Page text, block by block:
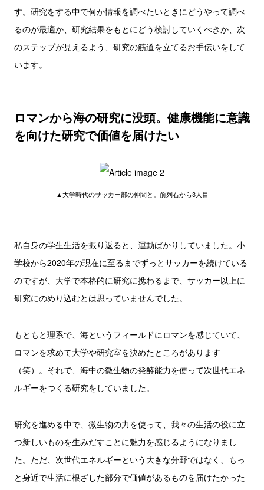
す。研究をする中で何か情報を調べたいときにどうやって調べ
るのが最適か、研究結果をもとにどう検討していくべきか、次
のステップが見えるよう、研究の筋道を立てるお手伝いをして
います。
ロマンから海の研究に没頭。健康機能に意識
を向けた研究で価値を届けたい
▲大学時代のサッカー部の仲間と。前列右から3人目
私自身の学生生活を振り返ると、運動ばかりしていました。小
学校から2020年の現在に至るまでずっとサッカーを続けている
のですが、大学で本格的に研究に携わるまで、サッカー以上に
研究にのめり込むとは思っていませんでした。
もともと理系で、海というフィールドにロマンを感じていて、
ロマンを求めて大学や研究室を決めたところがあります
（笑）。それで、海中の微生物の発酵能力を使って次世代エネ
ルギーをつくる研究をしていました。
研究を進める中で、微生物の力を使って、我々の生活の役に立
つ新しいものを生みだすことに魅力を感じるようになりまし
た。ただ、次世代エネルギーという大きな分野ではなく、もっ
と身近で生活に根ざした部分で価値があるものを届けたかった